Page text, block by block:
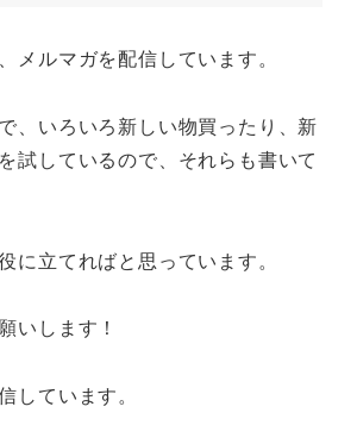
メルマガを配信しています。
、いろいろ新しい物買ったり、新
試しているので、それらも書いて
に立てればと思っています。
いします！
しています。